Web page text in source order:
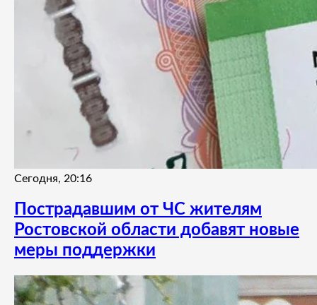
Сегодня, 20:16
Пострадавшим от ЧС жителям
Ростовской области добавят новые
меры поддержки